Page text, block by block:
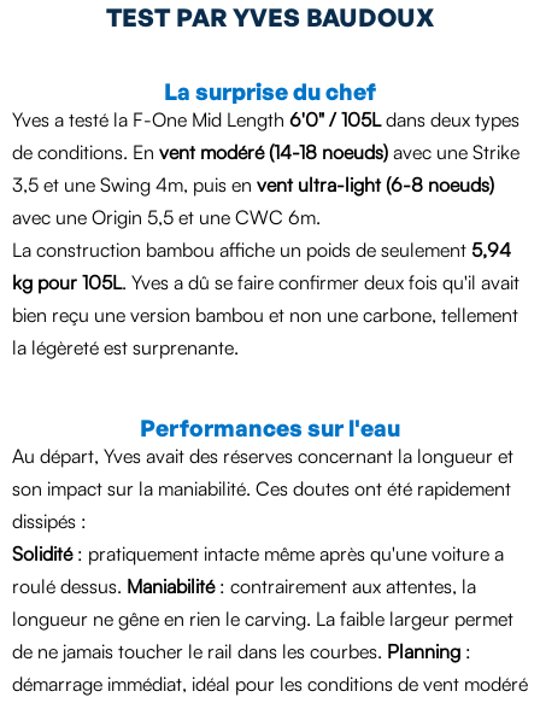
TEST PAR YVES BAUDOUX
La surprise du chef
Yves a testé la F-One Mid Length 6'0" / 105Ldans deux types
de conditions. En vent modéré (14-18 noeuds) avec une Strike
3,5 et une Swing 4m, puis en vent ultra-light (6-8 noeuds)
avec une Origin 5,5 et une CWC 6m.
La construction bambou affiche un poids de seulement 5,94
kg pour 105L. Yves a dû se faire confirmer deux fois qu'il avait
bien reçu une version bambou et non une carbone, tellement
la légèreté est surprenante.
Performances sur l'eau
Au départ, Yves avait des réserves concernant la longueur et
son impact sur la maniabilité. Ces doutes ont été rapidement
dissipés :
Solidité: pratiquement intacte même après qu'une voiture a
roulé dessus. Maniabilité: contrairement aux attentes, la
longueur ne gêne en rien le carving. La faible largeur permet
de ne jamais toucher le rail dans les courbes. Planning :
démarrage immédiat, idéal pour les conditions de vent modéré